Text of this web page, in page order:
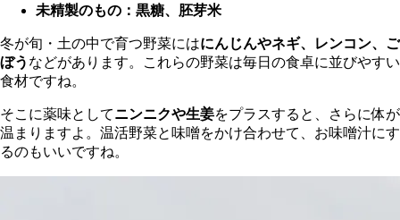
未精製のもの：黒糖、胚芽米
冬が旬・土の中で育つ野菜にはにんじんやネギ、レンコン、ご
ぼう などがあります。これらの野菜は毎日の食卓に並びやすい
食材ですね。
そこに薬味としてニンニクや生姜をプラスすると、さらに体が
温まりますよ。温活野菜と味噌をかけ合わせて、お味噌汁にす
るのもいいですね。